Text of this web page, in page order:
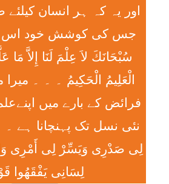
اور یہ کہ ہر انسان
جس کی کوشش خود اس
سُبْحَانَكَ لاَ عِلْمَ لَنَا إِلاَّ مَا
الْعَلِيمُ الْحَكِيمُ ۔ ۔ ۔
فرائض کے بارے میں
نئی نسل تک پہنچانا ہے
لِی صَدْرِی وَيَسِّرْ لِی أَمْرِی
لِسَانِی يَفْقَھُوا